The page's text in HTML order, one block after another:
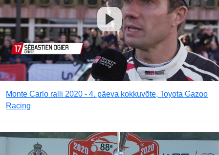
Monte Carlo ralli 2020 - 4. päeva kokkuvõte, Toyota Gazoo
Racing